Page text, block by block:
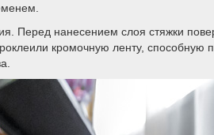
Перед нанесением слоя стяжки
кромочную ленту, способную